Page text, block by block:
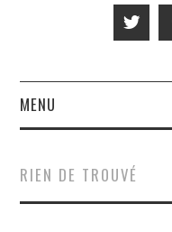
MENU
MUSIQUES À L’IMAGE
RIEN DE TROUVÉ